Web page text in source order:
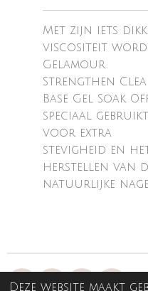
Deze website maakt
Met zijn iets
viscositeit
Gelamour
Strengthen
Base Gel Soak
speciaal gebruikt
voor extra
stevigheid en
herstellen van
natuurlijke